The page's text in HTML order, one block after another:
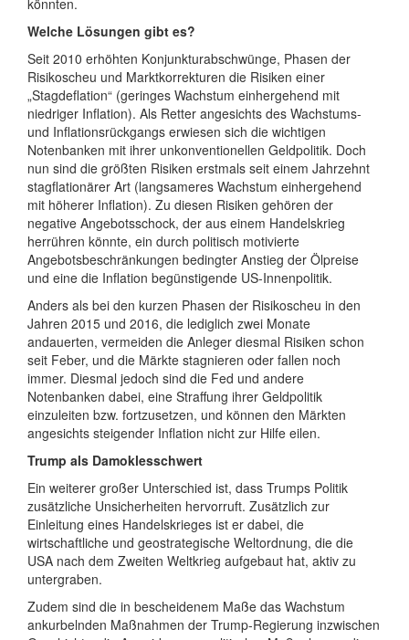
könnten.
Welche Lösungen gibt es?
Seit 2010 erhöhten Konjunkturabschwünge, Phasen der
Risikoscheu und Marktkorrekturen die Risiken einer
„Stagdeflation“ (geringes Wachstum einhergehend mit
niedriger Inflation). Als Retter angesichts des Wachstums-
und Inflationsrückgangs erwiesen sich die wichtigen
Notenbanken mit ihrer unkonventionellen Geldpolitik. Doch
nun sind die größten Risiken erstmals seit einem Jahrzehnt
stagflationärer Art (langsameres Wachstum einhergehend
mit höherer Inflation). Zu diesen Risiken gehören der
negative Angebotsschock, der aus einem Handelskrieg
herrühren könnte, ein durch politisch motivierte
Angebotsbeschränkungen bedingter Anstieg der Ölpreise
und eine die Inflation begünstigende US-Innenpolitik.
Anders als bei den kurzen Phasen der Risikoscheu in den
Jahren 2015 und 2016, die lediglich zwei Monate
andauerten, vermeiden die Anleger diesmal Risiken schon
seit Feber, und die Märkte stagnieren oder fallen noch
immer. Diesmal jedoch sind die Fed und andere
Notenbanken dabei, eine Straffung ihrer Geldpolitik
einzuleiten bzw. fortzusetzen, und können den Märkten
angesichts steigender Inflation nicht zur Hilfe eilen.
Trump als Damoklesschwert
Ein weiterer großer Unterschied ist, dass Trumps Politik
zusätzliche Unsicherheiten hervorruft. Zusätzlich zur
Einleitung eines Handelskrieges ist er dabei, die
wirtschaftliche und geostrategische Weltordnung, die die
USA nach dem Zweiten Weltkrieg aufgebaut hat, aktiv zu
untergraben.
Zudem sind die in bescheidenem Maße das Wachstum
ankurbelnden Maßnahmen der Trump-Regierung inzwischen